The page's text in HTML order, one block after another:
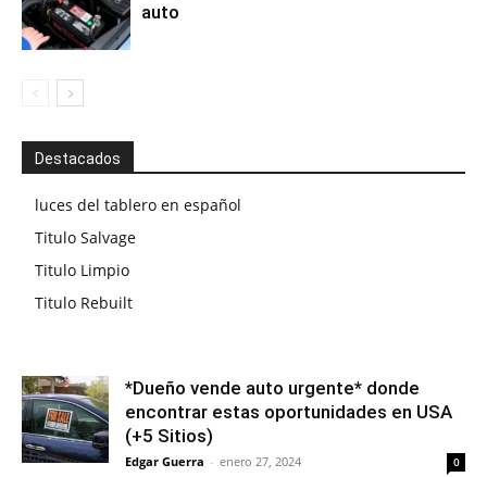
auto
Destacados
luces del tablero en español
Titulo Salvage
Titulo Limpio
Titulo Rebuilt
*Dueño vende auto urgente* donde
encontrar estas oportunidades en USA
(+5 Sitios)
Edgar Guerra - enero 27, 2024 0